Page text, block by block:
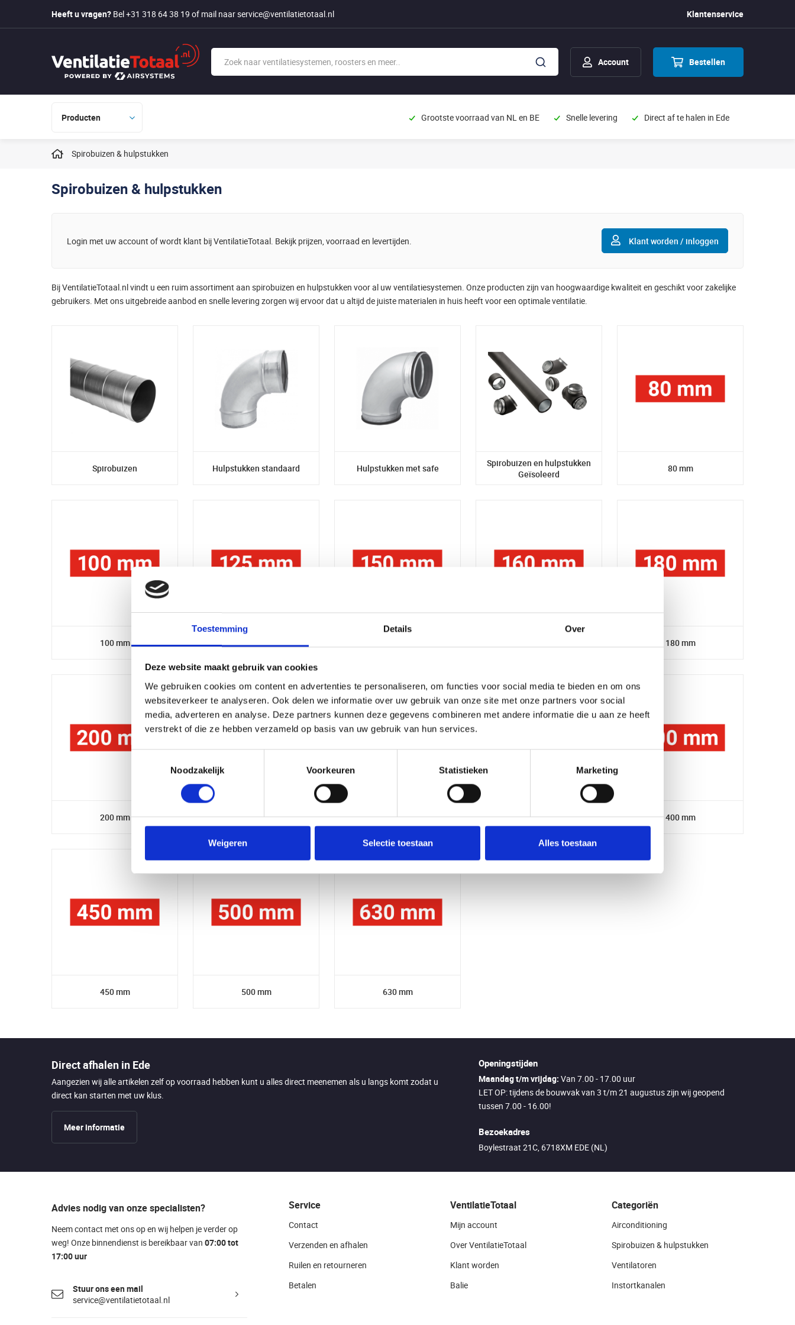
Toestemming Details Over
Deze website maakt gebruik van cookies
We gebruiken cookies om content en advertenties te personaliseren, om functies voor social media te bieden en om ons
websiteverkeer te analyseren. Ook delen we informatie over uw gebruik van onze site met onze partners voor social
media, adverteren en analyse. Deze partners kunnen deze gegevens combineren met andere informatie die u aan ze heeft
verstrekt of die ze hebben verzameld op basis van uw gebruik van hun services.
Noodzakelijk
Voorkeuren Statistieken Marketing
Weigeren Selectie toestaan Alles toestaan
Heeft u vragen? Bel +31 318 64 38 19 of mail naarservice@ventilatietotaal.nl Klantenservice
Bestellen
Account
Producten Grootste voorraad van NL en BE Snelle levering Direct af te halen in Ede
Spirobuizen & hulpstukken
Spirobuizen & hulpstukken
Login met uw account of wordt klant bij VentilatieTotaal. Bekijk prijzen, voorraad en levertijden. Klant worden / inloggen
Bij VentilatieTotaal.nl vindt u een ruim assortiment aan spirobuizen en hulpstukken voor al uw ventilatiesystemen. Onze producten zijn van hoogwaardige kwaliteit en geschikt voor zakelijke
gebruikers. Met ons uitgebreide aanbod en snelle levering zorgen wij ervoor dat u altijd de juiste materialen in huis heeft voor een optimale ventilatie.
Spirobuizen Hulpstukken standaard Hulpstukken met safe
Spirobuizen en hulpstukken
Geïsoleerd
80 mm
100 mm 125 mm 180 mm
200 mm 250 mm 315 mm 355 mm 400 mm
450 mm 500 mm 630 mm
Direct afhalen in Ede
Aangezien wij alle artikelen zelf op voorraad hebben kunt u alles direct meenemen als u langs komt zodat u
direct kan starten met uw klus.
Meer informatie
Openingstijden
Maandag t/m vrijdag: Van 7.00 - 17.00 uur
LET OP: tijdens de bouwvak van 3 t/m 21 augustus zijn wij geopend
tussen 7.00 - 16.00!
Bezoekadres
Boylestraat 21C, 6718XM EDE (NL)
Advies nodig van onze specialisten?
Neem contact met ons op en wij helpen je verder op
weg! Onze binnendienst is bereikbaar van 07:00 tot
17:00 uur
Stuur ons een mail
service@ventilatietotaal.nl
Service
Contact
Verzenden en afhalen
Ruilen en retourneren
Betalen
VentilatieTotaal
Mijn account
Over VentilatieTotaal
Klant worden
Balie
Categoriën
Airconditioning
Spirobuizen & hulpstukken
Ventilatoren
Instortkanalen